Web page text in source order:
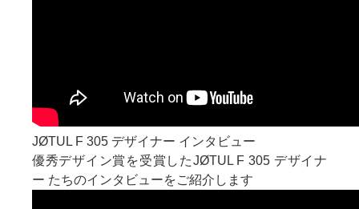
JØTUL F 305 デザイナー インタビュー
優秀デザイン賞を受賞したJØTUL F 305 デザイナ
ー たちのインタビューをご紹介します